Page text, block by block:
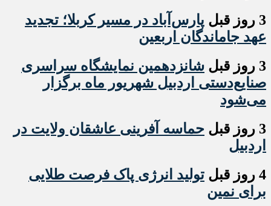
3 روز قبل
پارس‌آباد در مسیر کربلا؛ تجدید
عهد جاماندگان اربعین
3 روز قبل
شانزدهمین نمایشگاه سراسری
صنایع‌دستی اردبیل شهریور ماه برگزار
می‌شود
3 روز قبل
حماسه آفرینی عاشقان ولایت در
اردبیل
4 روز قبل
تولید انرژی پاک فرصت طلایی
برای نمین